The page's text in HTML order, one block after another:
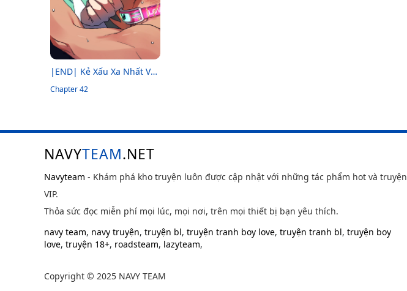
|END| Kẻ Xấu Xa Nhất Vũ
Trụ
Chapter 42
NAVYTEAM.NET
Navyteam - Khám phá kho truyện luôn được cập nhật với những tác phẩm hot và truyện
VIP.
Thỏa sức đọc miễn phí mọi lúc, mọi nơi, trên mọi thiết bị bạn yêu thích.
navy team, navy truyện, truyện bl, truyện tranh boy love, truyện tranh bl, truyện boy
love, truyện 18+, roadsteam, lazyteam,
Copyright © 2025 NAVY TEAM